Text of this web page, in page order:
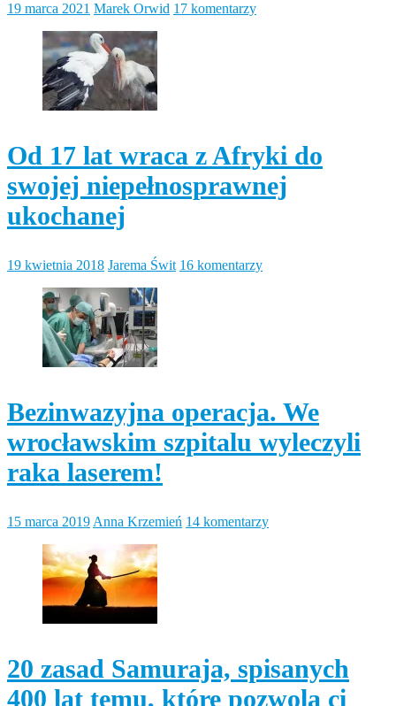
19 marca 2021 Marek Orwid 17 komentarzy
Od 17 lat wraca z Afryki do
swojej niepełnosprawnej
ukochanej
19 kwietnia 2018 Jarema Świt 16 komentarzy
Bezinwazyjna operacja. We
wrocławskim szpitalu wyleczyli
raka laserem!
15 marca 2019 Anna Krzemień 14 komentarzy
20 zasad Samuraja, spisanych
400 lat temu, które pozwolą ci